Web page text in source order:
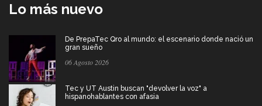
Lo más nuevo
De PrepaTec Qro al mundo: el escenario donde nació un
gran sueño
06 Agosto 2026
Tec y UT Austin buscan "devolver la voz" a
hispanohablantes con afasia